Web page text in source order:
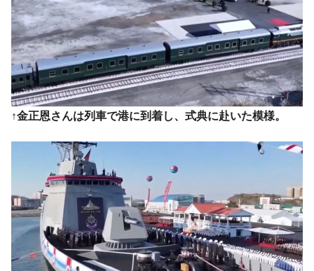
国の過剰生産が世界を蝕む。
『Money1』
韓国製造業「半導体絶好調」のウラで他業
種は全般的「不調」⇒ PSIが示す現況は決して良くない。
『Money1』
【米韓激突案件】韓国消費者院が『クーパ
ン』1人当たり賠償10万ウォンを認定 ⇒ 総額3兆7,000億
『Money1』 韓国で猛暑。南東部では干ばつ
「KDDX」1番艦、2032年竣工と公示
『Money1』
【対日本円】ウォン安が急進！ 日米の協調
に韓国がいっちょがみしたのでは。
『Money1』
韓国政府『BYD』車への補助金を全廃 ⇒ 実
は韓国で『BYD』車は売れている。6カ月で対前年同期比
1.9倍！
『Money1』
在韓米国大使スティールが着韓！⇒ さっそ
↑金正恩さんは列車で港に到着し、式典に赴いた模様。